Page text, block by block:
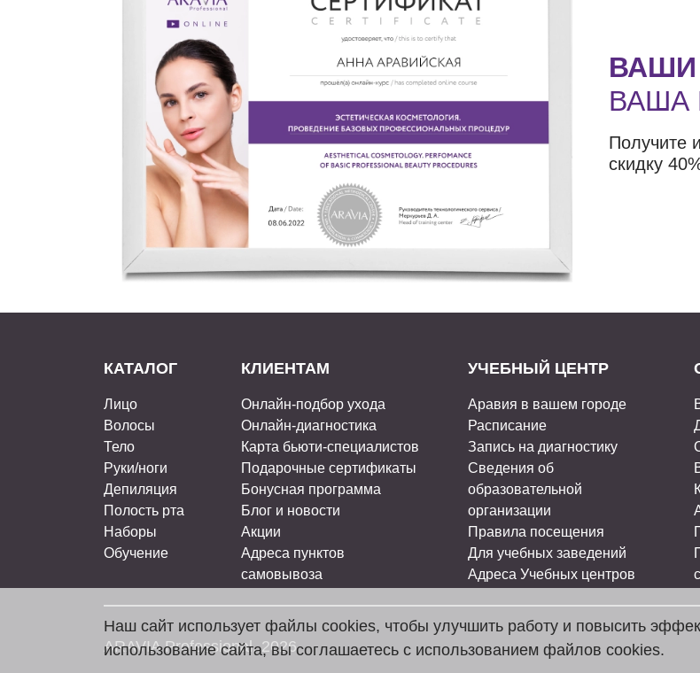
ВАША
Получите
скидку
КАТАЛОГ
Лицо
Волосы
Тело
Руки/ноги
Депиляция
Полость рта
Наборы
Обучение
КЛИЕНТАМ
Онлайн-подбор ухода
Онлайн-диагностика
Карта бьюти-специалистов
Подарочные сертификаты
Бонусная программа
Блог и новости
Акции
Адреса пунктов
самовывоза
УЧЕБНЫЙ ЦЕНТР
Аравия в вашем городе
Расписание
Запись на диагностику
Сведения об
образовательной
организации
Правила посещения
Для учебных заведений
Адреса Учебных центров
ARAVIA Professional, 2026
Наш сайт использует файлы cookies, чтобы улучшить работу и повысить
использование сайта, вы соглашаетесь с использованием файлов cookies.